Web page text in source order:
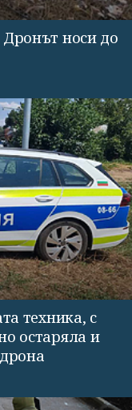
носи до
техника, с
остаряла и